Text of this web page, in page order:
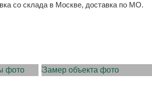
со склада в Москве, доставка по МО.